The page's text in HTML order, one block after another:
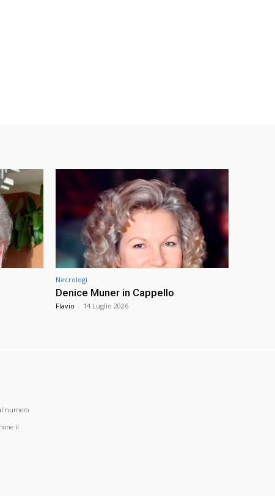
Necrologi
Denice Muner in Cappello
Flavio - 14 Luglio 2026
numero
il